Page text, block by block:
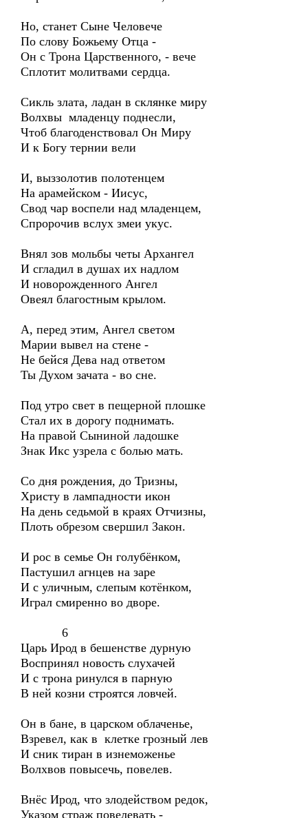
Но, станет Сыне Человече
По слову Божьему Отца -
Он с Трона Царственного, - вече
Сплотит молитвами сердца.
Сикль злата, ладан в склянке миру
Волхвы младенцу поднесли,
Чтоб благоденствовал Он Миру
И к Богу тернии вели
И, выззолотив полотенцем
На арамейском - Иисус,
Свод чар воспели над младенцем,
Спророчив вслух змеи укус.
Внял зов мольбы четы Архангел
И сгладил в душах их надлом
И новорожденного Ангел
Овеял благостным крылом.
А, перед этим, Ангел светом
Марии вывел на стене -
Не бейся Дева над ответом
Ты Духом зачата - во сне.
Под утро свет в пещерной плошке
Стал их в дорогу поднимать.
На правой Сыниной ладошке
Знак Икс узрела с болью мать.
Со дня рождения, до Тризны,
Христу в лампадности икон
На день седьмой в краях Отчизны,
Плоть обрезом свершил Закон.
И рос в семье Он голубёнком,
Пастушил агнцев на заре
И с уличным, слепым котёнком,
Играл смиренно во дворе.
6
Царь Ирод в бешенстве дурную
Воспринял новость слухачей
И с трона ринулся в парную
В ней козни строятся ловчей.
Он в бане, в царском облаченье,
Взревел, как в клетке грозный лев
И сник тиран в изнеможенье
Волхвов повысечь, повелев.
Внёс Ирод, что злодейством редок,
Указом страж повелевать -